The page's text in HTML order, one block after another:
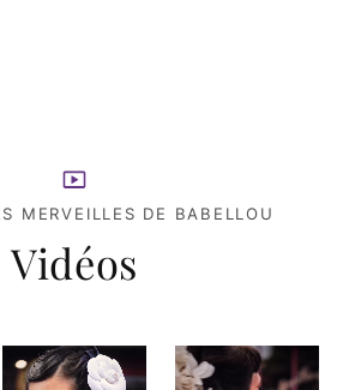
MERVEILLES DE BABELLOU
Vidéos